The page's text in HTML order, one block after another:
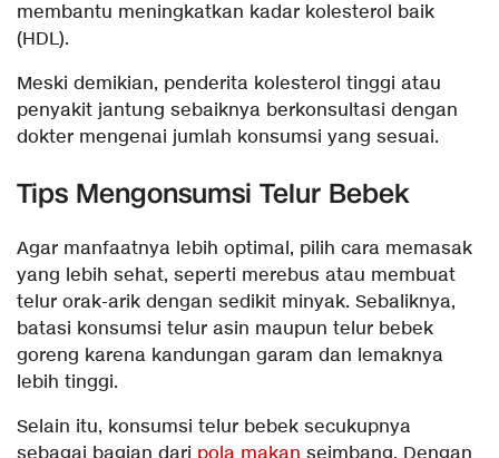
membantu meningkatkan kadar kolesterol baik
(HDL).
Meski demikian, penderita kolesterol tinggi atau
penyakit jantung sebaiknya berkonsultasi dengan
dokter mengenai jumlah konsumsi yang sesuai.
Tips Mengonsumsi Telur Bebek
Agar manfaatnya lebih optimal, pilih cara memasak
yang lebih sehat, seperti merebus atau membuat
telur orak-arik dengan sedikit minyak. Sebaliknya,
batasi konsumsi telur asin maupun telur bebek
goreng karena kandungan garam dan lemaknya
lebih tinggi.
Selain itu, konsumsi telur bebek secukupnya